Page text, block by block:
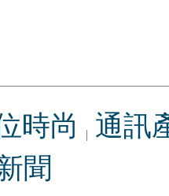
時尚
通訊
聞